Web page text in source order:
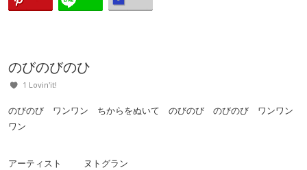
のびのびのひ
1 Lovin'it!
のびのび ワンワン ちからをぬいて のびのび のびのび ワンワン
ワン
アーティスト ヌトグラン